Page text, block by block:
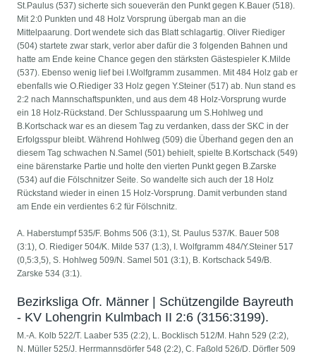
St.Paulus (537) sicherte sich soueverän den Punkt gegen K.Bauer (518).
Mit 2:0 Punkten und 48 Holz Vorsprung übergab man an die
Mittelpaarung. Dort wendete sich das Blatt schlagartig. Oliver Riediger
(504) startete zwar stark, verlor aber dafür die 3 folgenden Bahnen und
hatte am Ende keine Chance gegen den stärksten Gästespieler K.Milde
(537). Ebenso wenig lief bei I.Wolfgramm zusammen. Mit 484 Holz gab er
ebenfalls wie O.Riediger 33 Holz gegen Y.Steiner (517) ab. Nun stand es
2:2 nach Mannschaftspunkten, und aus dem 48 Holz-Vorsprung wurde
ein 18 Holz-Rückstand. Der Schlusspaarung um S.Hohlweg und
B.Kortschack war es an diesem Tag zu verdanken, dass der SKC in der
Erfolgsspur bleibt. Während Hohlweg (509) die Überhand gegen den an
diesem Tag schwachen N.Samel (501) behielt, spielte B.Kortschack (549)
eine bärenstarke Partie und holte den vierten Punkt gegen B.Zarske
(534) auf die Fölschnitzer Seite. So wandelte sich auch der 18 Holz
Rückstand wieder in einen 15 Holz-Vorsprung. Damit verbunden stand
am Ende ein verdientes 6:2 für Fölschnitz.
A. Haberstumpf 535/F. Bohms 506 (3:1), St. Paulus 537/K. Bauer 508
(3:1), O. Riediger 504/K. Milde 537 (1:3), I. Wolfgramm 484/Y.Steiner 517
(0,5:3,5), S. Hohlweg 509/N. Samel 501 (3:1), B. Kortschack 549/B.
Zarske 534 (3:1).
Bezirksliga Ofr. Männer | Schützengilde Bayreuth
- KV Lohengrin Kulmbach II 2:6 (3156:3199).
M.-A. Kolb 522/T. Laaber 535 (2:2), L. Bocklisch 512/M. Hahn 529 (2:2),
N. Müller 525/J. Herrmannsdörfer 548 (2:2), C. Faßold 526/D. Dörfler 509